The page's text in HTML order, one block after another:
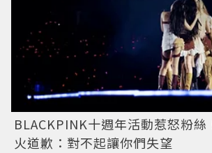
BLACKPINK十週年活動惹怒粉
火道歉：對不起讓你們失望